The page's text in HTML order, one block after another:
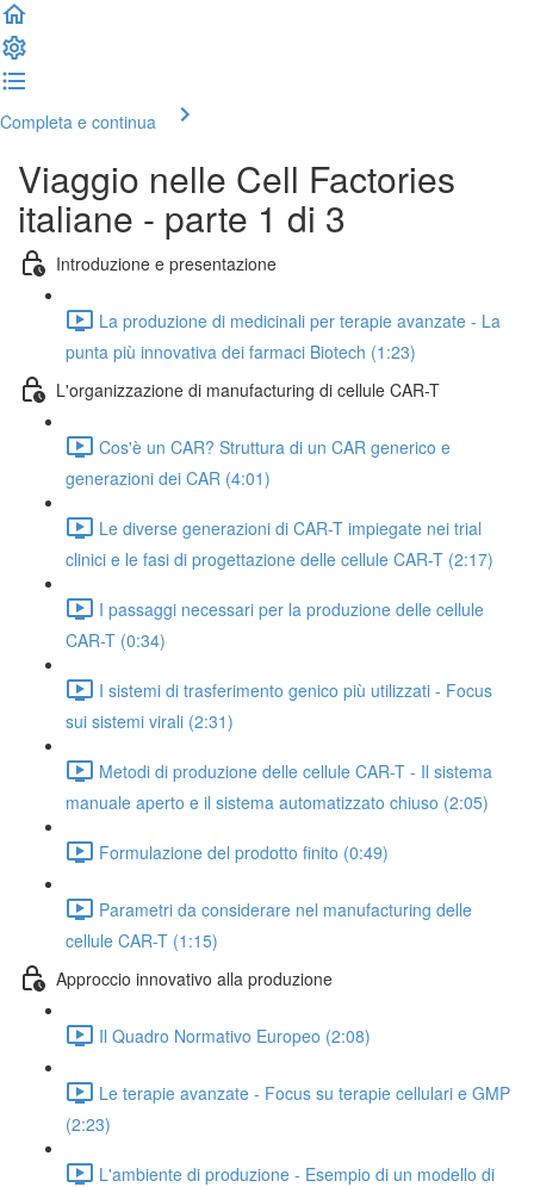
Completa e continua
Viaggio nelle Cell Factories
italiane - parte 1 di 3
Introduzione e presentazione
La produzione di medicinali per terapie avanzate - La
punta più innovativa dei farmaci Biotech (1:23)
L'organizzazione di manufacturing di cellule CAR-T
Cos'è un CAR? Struttura di un CAR generico e
generazioni dei CAR (4:01)
Le diverse generazioni di CAR-T impiegate nei trial
clinici e le fasi di progettazione delle cellule CAR-T (2:17)
I passaggi necessari per la produzione delle cellule
CAR-T (0:34)
I sistemi di trasferimento genico più utilizzati - Focus
sui sistemi virali (2:31)
Metodi di produzione delle cellule CAR-T - Il sistema
manuale aperto e il sistema automatizzato chiuso (2:05)
Formulazione del prodotto finito (0:49)
Parametri da considerare nel manufacturing delle
cellule CAR-T (1:15)
Approccio innovativo alla produzione
Il Quadro Normativo Europeo (2:08)
Le terapie avanzate - Focus su terapie cellulari e GMP
(2:23)
L'ambiente di produzione - Esempio di un modello di